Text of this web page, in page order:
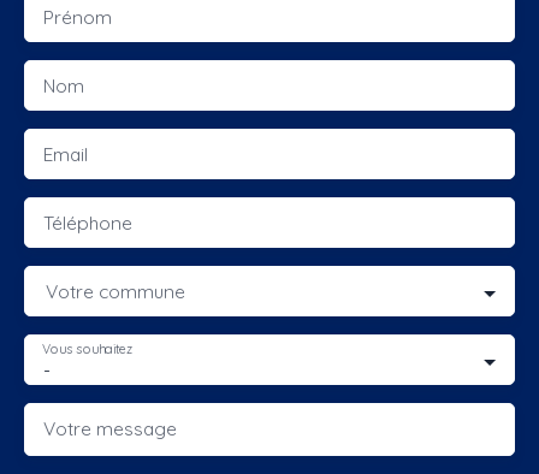
Prénom
Nom
Email
Téléphone
Votre commune
-
Vous souhaitez
Votre message